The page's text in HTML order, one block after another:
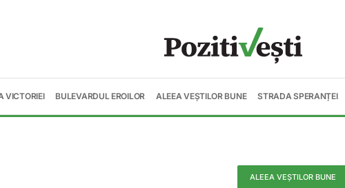
VICTORIEI BULEVARDUL EROILOR ALEEA VEȘTILOR BUNE STRADA SPERANȚEI
ALEEA VEȘTILOR BUNE